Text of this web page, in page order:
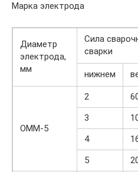
Марка электрода
Диаметр
электрода,
мм
Сила
сварки
нижнем
ОММ-5
2
3
4
5